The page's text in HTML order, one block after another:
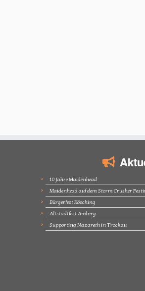
10 Jahre Maidenhead
Maidenhead auf dem Storm Crusher
Bürgerfest Kösching
Altstadtfest Amberg
Supporting Nazareth in Trockau